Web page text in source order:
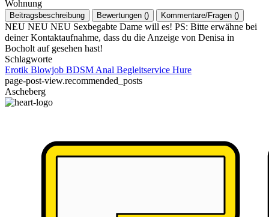
Wohnung
Beitragsbeschreibung Bewertungen () Kommentare/Fragen ()
NEU NEU NEU Sexbegabte Dame will es! PS: Bitte erwähne bei
deiner Kontaktaufnahme, dass du die Anzeige von Denisa in
Bocholt auf gesehen hast!
Schlagworte
Erotik Blowjob BDSM Anal Begleitservice Hure
page-post-view.recommended_posts
Ascheberg